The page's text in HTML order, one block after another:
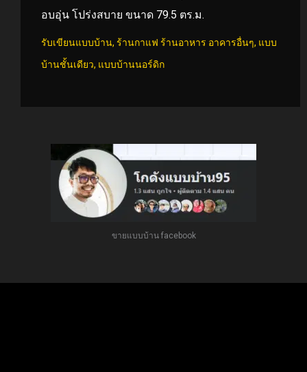
อบอุ่น โปร่งสบาย ขนาด 79.5 ตร.ม.
รับเขียนแบบบ้าน, ร้านกาแฟ ร้านอาหาร อาคารอื่นๆ, แบบ
บ้านชั้นเดียว, แบบบ้านนอร์ดิก
ขายแบบบ้าน facebook